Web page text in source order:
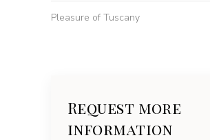
Pleasure of Tuscany
Request more
information